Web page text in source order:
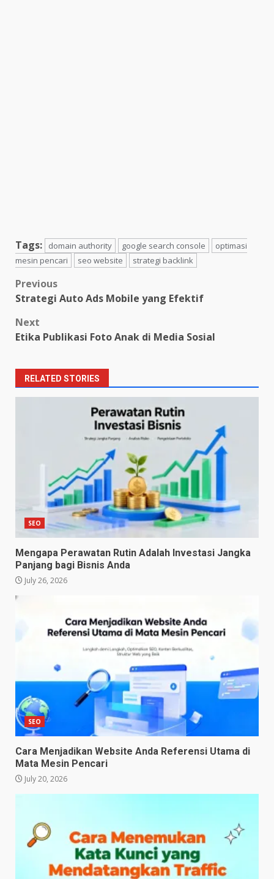
Tags: domain authority google search console
optimasi
mesin pencari
seo website strategi backlink
Post
navigation
Previous
Strategi Auto Ads Mobile yang Efektif
Next
Etika Publikasi Foto Anak di Media Sosial
RELATED STORIES
SEO
Mengapa Perawatan Rutin Adalah Investasi Jangka
Panjang bagi Bisnis Anda
July 26, 2026
SEO
Cara Menjadikan Website Anda Referensi Utama di
Mata Mesin Pencari
July 20, 2026